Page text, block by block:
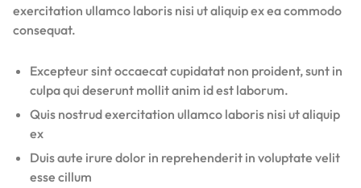
exercitation ullamco laboris nisi ut aliquip ex ea commodo
consequat.
Excepteur sint occaecat cupidatat non proident, sunt in
culpa qui deserunt mollit anim id est laborum.
Quis nostrud exercitation ullamco laboris nisi ut aliquip
ex
Duis aute irure dolor in reprehenderit in voluptate velit
esse cillum